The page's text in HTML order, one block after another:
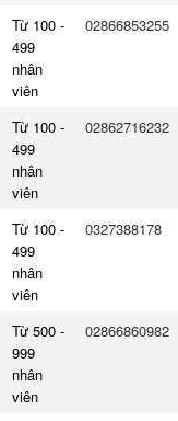
Từ 100 -
499
nhân
viên
02866853255
Từ 100 -
499
nhân
viên
02862716232
Từ 100 -
499
nhân
viên
0327388178
Từ 500 -
999
nhân
viên
02866860982